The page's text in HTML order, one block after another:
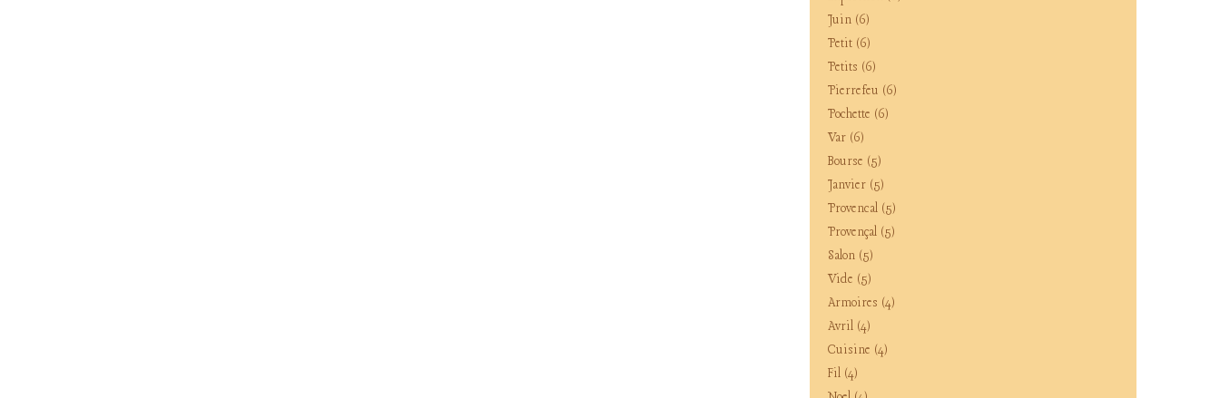
Juin (6)
Petit (6)
Petits (6)
Pierrefeu (6)
Pochette (6)
Var (6)
Bourse (5)
Janvier (5)
Provencal (5)
Provençal (5)
Salon (5)
Vide (5)
Armoires (4)
Avril (4)
Cuisine (4)
Fil (4)